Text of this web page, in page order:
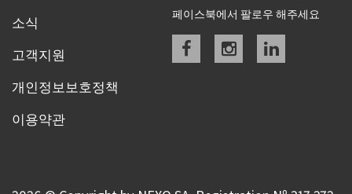
소식
고객지원
개인정보보호정책
이용약관
페이스북에서 팔로우 해주세요
Facebookinstagramlinkedin